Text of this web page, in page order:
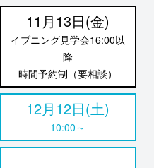
11月13日(金)
イブニング見学会16:00以
降
時間予約制（要相談）
12月12日(土)
10:00～